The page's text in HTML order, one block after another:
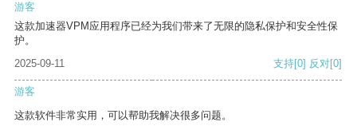
游客
这款加速器VPM应用程序已经为我们带来了无限的隐私保护和安全性保
护。
2025-09-11
支持[0] 反对[0]
游客
这款软件非常实用，可以帮助我解决很多问题。